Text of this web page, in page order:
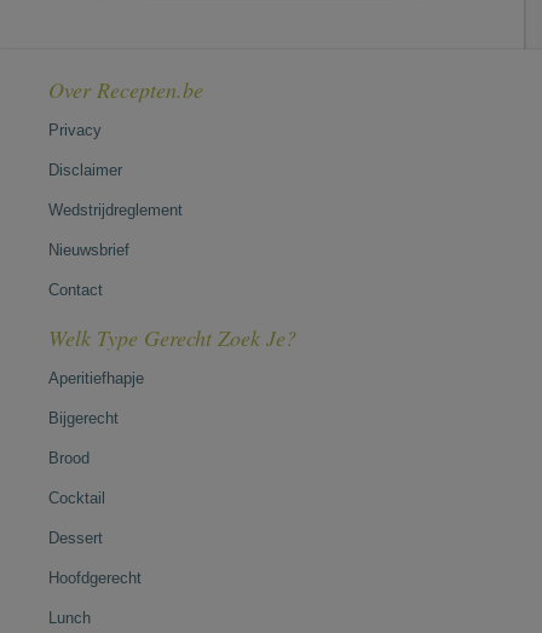
Over Recepten.be
Privacy
Disclaimer
Wedstrijdreglement
Nieuwsbrief
Contact
Welk Type Gerecht Zoek Je?
Aperitiefhapje
Bijgerecht
Brood
Cocktail
Dessert
Hoofdgerecht
Lunch